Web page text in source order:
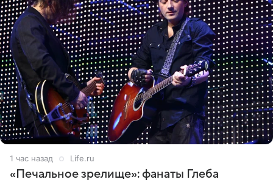
1 час назад Life.ru
«Печальное зрелище»: фанаты Глеба